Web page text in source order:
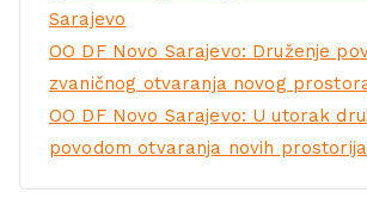
Sarajevo
OO DF Novo Sarajevo: Druženje
zvaničnog otvaranja novog
OO DF Novo Sarajevo: U utorak
povodom otvaranja novih prostorija